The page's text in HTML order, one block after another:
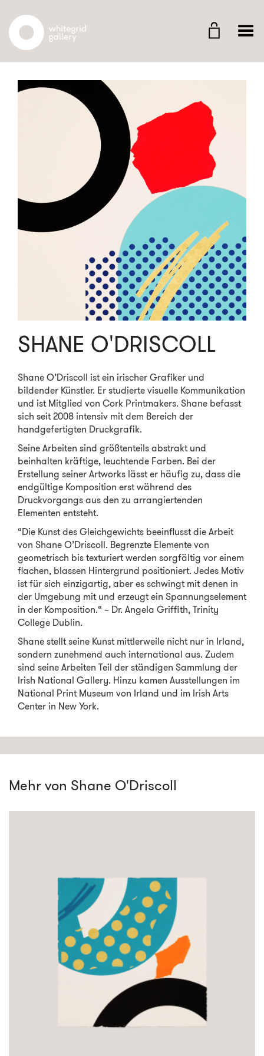
Whitegrid Logo Menü umschalten
SHANE O'DRISCOLL
Shane O’Driscoll ist ein irischer Grafiker und
bildender Künstler. Er studierte visuelle Kommunikation
und ist Mitglied von Cork Printmakers. Shane befasst
sich seit 2008 intensiv mit dem Bereich der
handgefertigten Druckgrafik.
Seine Arbeiten sind größtenteils abstrakt und
beinhalten kräftige, leuchtende Farben. Bei der
Erstellung seiner Artworks lässt er häufig zu, dass die
endgültige Komposition erst während des
Druckvorgangs aus den zu arrangiertenden
Elementen entsteht.
“Die Kunst des Gleichgewichts beeinflusst die Arbeit
von Shane O’Driscoll. Begrenzte Elemente von
geometrisch bis texturiert werden sorgfältig vor einem
flachen, blassen Hintergrund positioniert. Jedes Motiv
ist für sich einzigartig, aber es schwingt mit denen in
der Umgebung mit und erzeugt ein Spannungselement
in der Komposition.“ – Dr. Angela Griffith, Trinity
College Dublin.
Shane stellt seine Kunst mittlerweile nicht nur in Irland,
sondern zunehmend auch international aus. Zudem
sind seine Arbeiten Teil der ständigen Sammlung der
Irish National Gallery. Hinzu kamen Ausstellungen im
National Print Museum von Irland und im Irish Arts
Center in New York.
Mehr von Shane O'Driscoll